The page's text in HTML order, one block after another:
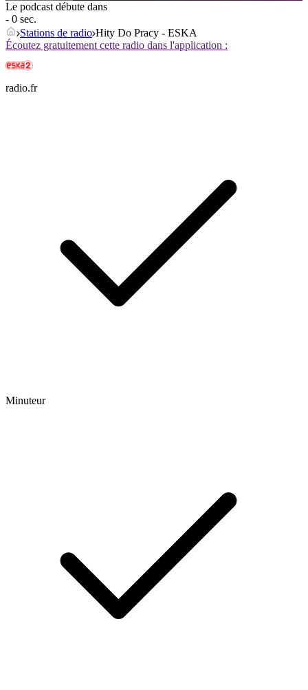
Le podcast débute dans
- 0 sec.
Stations de radio Hity Do Pracy - ESKA
Écoutez gratuitement cette radio dans l'application :
radio.fr
Minuteur